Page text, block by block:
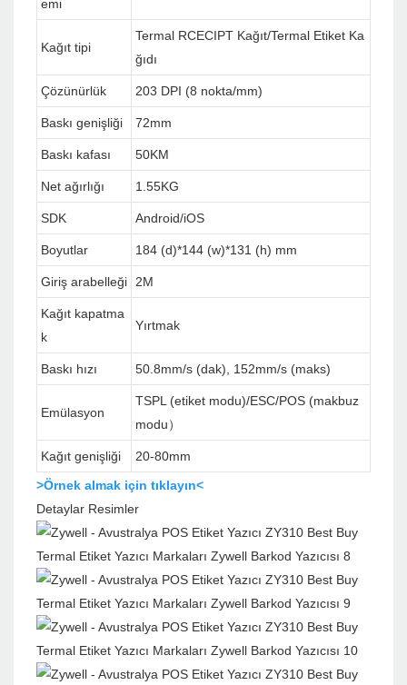
emi
Kağıt tipi
Termal RCECIPT Kağıt/Termal Etiket Ka
ğıdı
Çözünürlük 203 DPI (8 nokta/mm)
Baskı genişliği 72mm
Baskı kafası 50KM
Net ağırlığı 1.55KG
SDK Android/iOS
Boyutlar 184 (d)*144 (w)*131 (h) mm
Giriş arabelleği 2M
Kağıt kapatma
k
Yırtmak
Baskı hızı 50.8mm/s (dak), 152mm/s (maks)
Emülasyon
TSPL (etiket modu)/ESC/POS (makbuz
modu）
Kağıt genişliği
20-80mm
>Örnek almak için tıklayın<
Detaylar Resimler